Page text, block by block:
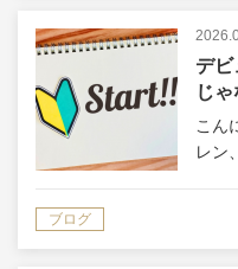
に…
デビ
じ
法と
こん
レン
ブログ